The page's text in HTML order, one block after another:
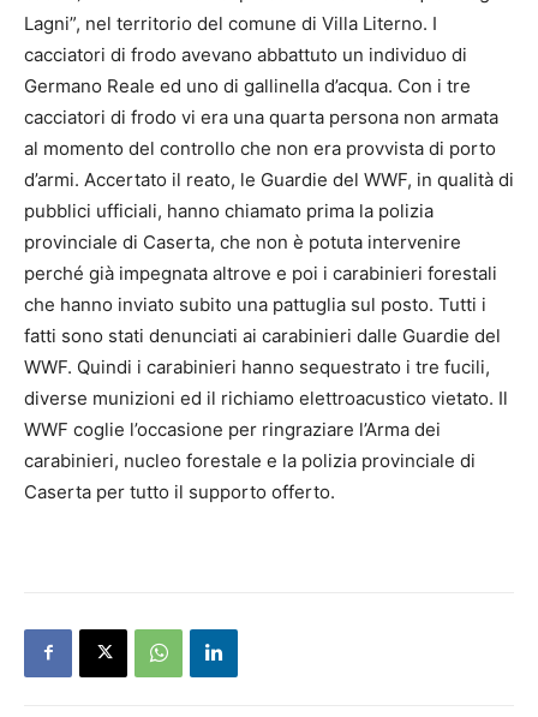
Lagni”, nel territorio del comune di Villa Literno. I
cacciatori di frodo avevano abbattuto un individuo di
Germano Reale ed uno di gallinella d’acqua. Con i tre
cacciatori di frodo vi era una quarta persona non armata
al momento del controllo che non era provvista di porto
d’armi. Accertato il reato, le Guardie del WWF, in qualità di
pubblici ufficiali, hanno chiamato prima la polizia
provinciale di Caserta, che non è potuta intervenire
perché già impegnata altrove e poi i carabinieri forestali
che hanno inviato subito una pattuglia sul posto. Tutti i
fatti sono stati denunciati ai carabinieri dalle Guardie del
WWF. Quindi i carabinieri hanno sequestrato i tre fucili,
diverse munizioni ed il richiamo elettroacustico vietato. Il
WWF coglie l’occasione per ringraziare l’Arma dei
carabinieri, nucleo forestale e la polizia provinciale di
Caserta per tutto il supporto offerto.